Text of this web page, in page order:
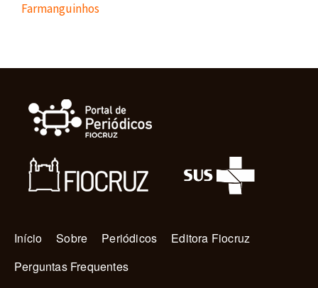
Farmanguinhos
Navegação principal
Início Sobre Periódicos
Editora Fiocruz
Perguntas Frequentes